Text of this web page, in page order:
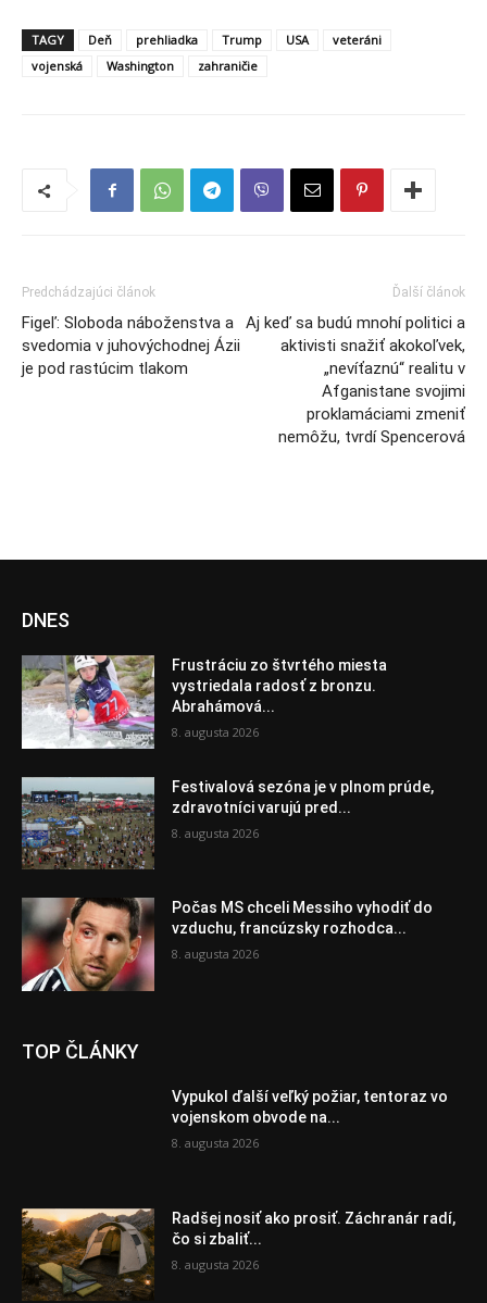
TAGY Deň prehliadka Trump USA
veteráni
vojenská
Washington zahraničie
Predchádzajúci článok
Figeľ: Sloboda náboženstva a
svedomia v juhovýchodnej Ázii
je pod rastúcim tlakom
Ďalší článok
Aj keď sa budú mnohí politici a
aktivisti snažiť akokoľvek,
„nevíťaznú“ realitu v
Afganistane svojimi
proklamáciami zmeniť
nemôžu, tvrdí Spencerová
DNES
Frustráciu zo štvrtého miesta
vystriedala radosť z bronzu.
Abrahámová...
8. augusta 2026
Festivalová sezóna je v plnom prúde,
zdravotníci varujú pred...
8. augusta 2026
Počas MS chceli Messiho vyhodiť do
vzduchu, francúzsky rozhodca...
8. augusta 2026
TOP ČLÁNKY
Vypukol ďalší veľký požiar, tentoraz vo
vojenskom obvode na...
8. augusta 2026
Radšej nosiť ako prosiť. Záchranár radí,
čo si zbaliť...
8. augusta 2026